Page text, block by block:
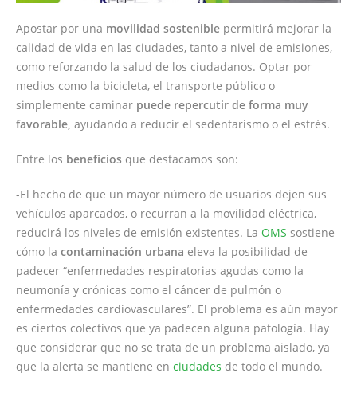
Apostar por una movilidad sostenible permitirá mejorar la
calidad de vida en las ciudades, tanto a nivel de emisiones,
como reforzando la salud de los ciudadanos. Optar por
medios como la bicicleta, el transporte público o
simplemente caminar puede repercutir de forma muy
favorable, ayudando a reducir el sedentarismo o el estrés.
Entre los beneficios que destacamos son:
-El hecho de que un mayor número de usuarios dejen sus
vehículos aparcados, o recurran a la movilidad eléctrica,
reducirá los niveles de emisión existentes. La OMS sostiene
cómo la contaminación urbana eleva la posibilidad de
padecer “enfermedades respiratorias agudas como la
neumonía y crónicas como el cáncer de pulmón o
enfermedades cardiovasculares”. El problema es aún mayor
es ciertos colectivos que ya padecen alguna patología. Hay
que considerar que no se trata de un problema aislado, ya
que la alerta se mantiene en ciudades de todo el mundo.